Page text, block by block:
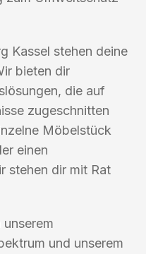
Kassel stehen deine
bieten dir
die auf
zugeschnitten
Möbelstück
einen
stehen dir mit Rat
und unserem